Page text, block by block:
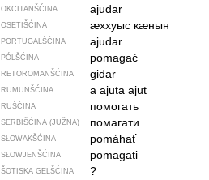
OKCITANŠĆINA ajudar
OSETIŠĆINA ӕххуыс кӕнын
PORTUGALŠĆINA ajudar
PÓLŠĆINA pomagać
RETOROMANŠĆINA gidar
RUMUNŠĆINA a ajuta ajut
RUŠĆINA помогать
SERBIŠĆINA (JUŽNA) помагати
SŁOWAKŠĆINA pomáhať
SŁOWJENŠĆINA pomagati
ŠOTISKA GELŠĆINA ?